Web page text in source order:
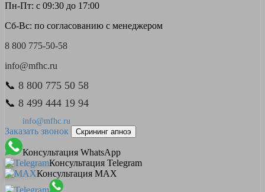
Пн-Пт: с 09:30 до 17:00
Сб-Вс: по согласованию с менеджером
8 800 775-50-58
info@mfhc.ru
📞 8 800 775 50 58
📞 8 499 444 19 94
info@mfhc.ru
Заказать звонок Скрининг апноэ
Консультация WhatsApp
Консультация Telegram
Консультация MAX